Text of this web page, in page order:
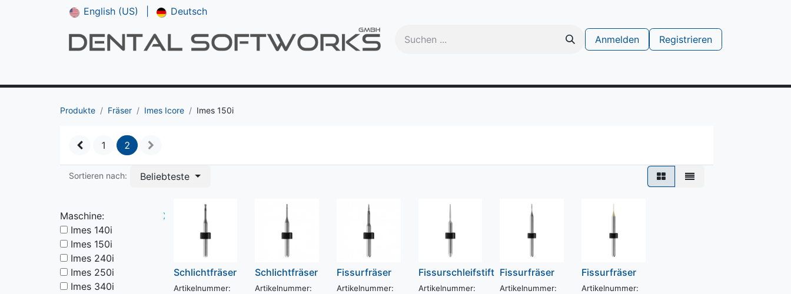
English (US) Deutsch
Anmelden Registrieren
Produkte Fräser Imes Icore Imes 150i
1 2
Sortieren nach: Beliebteste
Maschine:
X
Imes 140i
Imes 150i
Imes 240i
Imes 250i
Imes 340i
Schlichtfräser
Artikelnummer:
Schlichtfräser
Artikelnummer:
Fissurfräser
Artikelnummer:
Fissurschleifstift
Artikelnummer:
Fissurfräser
Artikelnummer:
Fissurfräser
Artikelnummer: